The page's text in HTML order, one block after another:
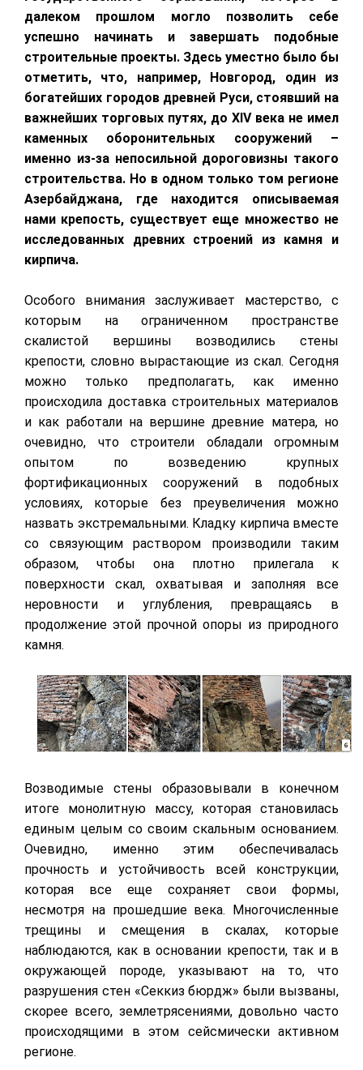
далеком прошлом могло позволить себе
успешно начинать и завершать подобные
строительные проекты. Здесь уместно было бы
отметить, что, например, Новгород, один из
богатейших городов древней Руси, стоявший на
важнейших торговых путях, до XIV века не имел
каменных оборонительных сооружений –
именно из-за непосильной дороговизны такого
строительства. Но в одном только том регионе
Азербайджана, где находится описываемая
нами крепость, существует еще множество не
исследованных древних строений из камня и
кирпича.
Особого внимания заслуживает мастерство, с
которым на ограниченном пространстве
скалистой вершины возводились стены
крепости, словно вырастающие из скал. Сегодня
можно только предполагать, как именно
происходила доставка строительных материалов
и как работали на вершине древние матера, но
очевидно, что строители обладали огромным
опытом по возведению крупных
фортификационных сооружений в подобных
условиях, которые без преувеличения можно
назвать экстремальными. Кладку кирпича вместе
со связующим раствором производили таким
образом, чтобы она плотно прилегала к
поверхности скал, охватывая и заполняя все
неровности и углубления, превращаясь в
продолжение этой прочной опоры из природного
камня.
Возводимые стены образовывали в конечном
итоге монолитную массу, которая становилась
единым целым со своим скальным основанием.
Очевидно, именно этим обеспечивалась
прочность и устойчивость всей конструкции,
которая все еще сохраняет свои формы,
несмотря на прошедшие века. Многочисленные
трещины и смещения в скалах, которые
наблюдаются, как в основании крепости, так и в
окружающей породе, указывают на то, что
разрушения стен «Секкиз бюрдж» были вызваны,
скорее всего, землетрясениями, довольно часто
происходящими в этом сейсмически активном
регионе.